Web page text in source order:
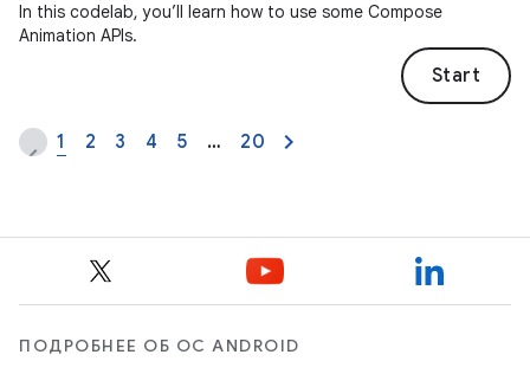
In this codelab, you’ll learn how to use some Compose
Animation APIs.
Start
1 2 3 4 5 … 20
ПОДРОБНЕЕ ОБ ОС ANDROID